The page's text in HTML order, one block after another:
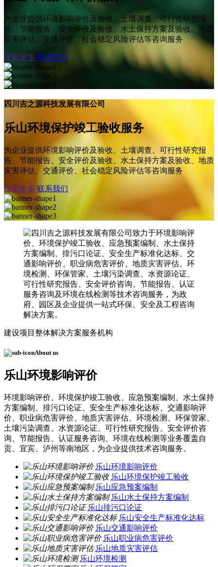
为企业提供环境影响评价及验收、土壤调查、可行性研究报
告、节能报告、安全评价及验收、水土保持方案及验收、地质
灾害评估、交通评价、社会稳定风险评估等咨询服务
探索更多 联系我们
四川吉之源科技发展有限公司
乐山环境保护竣工验收服务
为企业提供环境影响评价及验收、土壤调查、可行性研究报
告、节能报告、安全评价及验收、水土保持方案及验收、地质
灾害评估、交通评价、社会稳定风险评估等咨询服务
探索更多 联系我们
建设项目整体解决方案服务机构
About us
乐山环境影响评价
环境影响评价、环境保护竣工验收、应急预案编制、水土保持
方案编制、排污口论证、安全生产标准化达标、交通影响评
价、职业病危害评价、地质灾害评估、环境检测、环保管家、
土壤污染调查、水资源论证、可行性研究报告、安全评价咨
询、节能报告、认证服务咨询、环境在线检测等业务覆盖自
贡、宜宾、泸州等南地区，为企业提供技术咨询服务。
乐山环境影响评价
乐山环境保护竣工验收
乐山应急预案编制
乐山水土保持方案编制
乐山排污口论证
乐山安全生产标准化达标
乐山交通影响评价
乐山职业病危害评价
乐山地质灾害评估
乐山环境检测